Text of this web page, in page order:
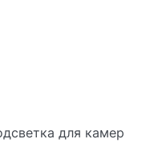
для камер